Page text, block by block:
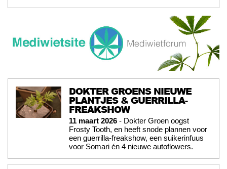
DOKTER GROENS NIEUWE
PLANTJES & GUERRILLA-
FREAKSHOW
11 maart 2026 - Dokter Groen oogst
Frosty Tooth, en heeft snode plannen voor
een guerrilla-freakshow, een suikerinfuus
voor Somari én 4 nieuwe autoflowers.